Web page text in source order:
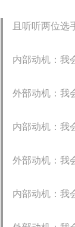
且听听两位
内部动机：我
外部动机：我
内部动机：我
外部动机：我
内部动机：我